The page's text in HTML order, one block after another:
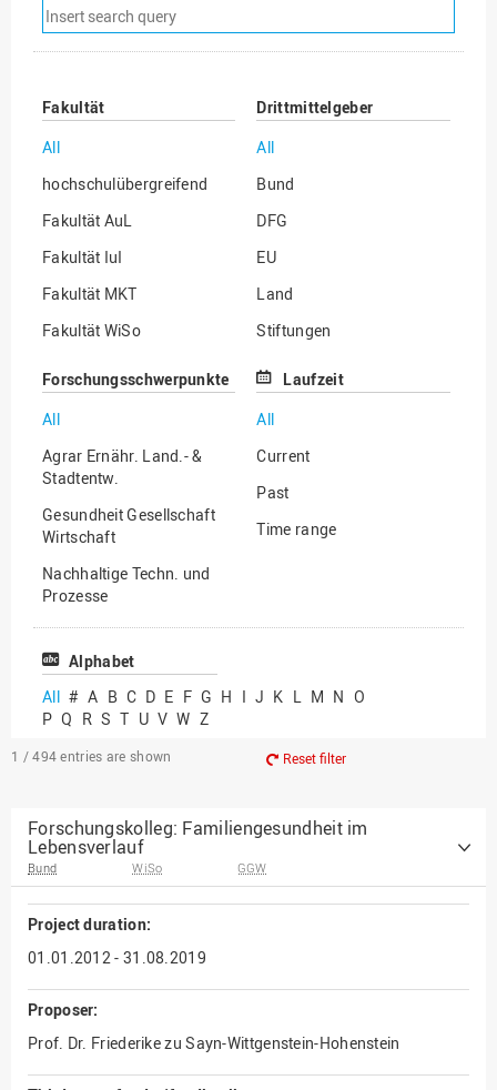
Remove
search
filter
Fakultät
All
hochschulübergreifend
Fakultät AuL
Fakultät IuI
Fakultät MKT
Fakultät WiSo
Drittmittelgeber
All
Bund
DFG
EU
Land
Stiftungen
Sonstige
Forschungsschwerpunkte
All
Agrar Ernähr. Land.- &
Stadtentw.
Gesundheit Gesellschaft
Wirtschaft
Nachhaltige Techn. und
Prozesse
Vielfältiges Forschen
Laufzeit
All
Current
Past
Time range
Alphabet
All # A B C D E F G H I J K L M N O
P Q R S T U V W Z
1 / 494 entries are shown Reset filter
Forschungskolleg: Familiengesundheit im
Lebensverlauf
Bund WiSo GGW
Project duration:
01.01.2012 - 31.08.2019
Proposer:
Prof. Dr. Friederike zu Sayn-Wittgenstein-Hohenstein